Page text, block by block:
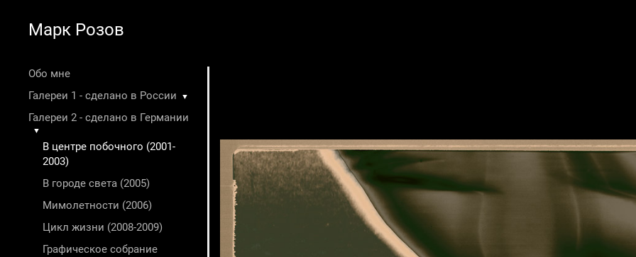
Марк Розов
Обо мне
Галереи 1 - сделано в России
▼
Галереи 2 - сделано в Германии
▼
В центре побочного (2001-
2003)
В городе света (2005)
Мимолетности (2006)
Цикл жизни (2008-2009)
Графическое собрание